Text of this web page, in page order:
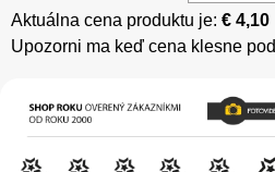
Aktuálna cena produktu je: € 4,10
Upozorni ma keď cena klesne pod